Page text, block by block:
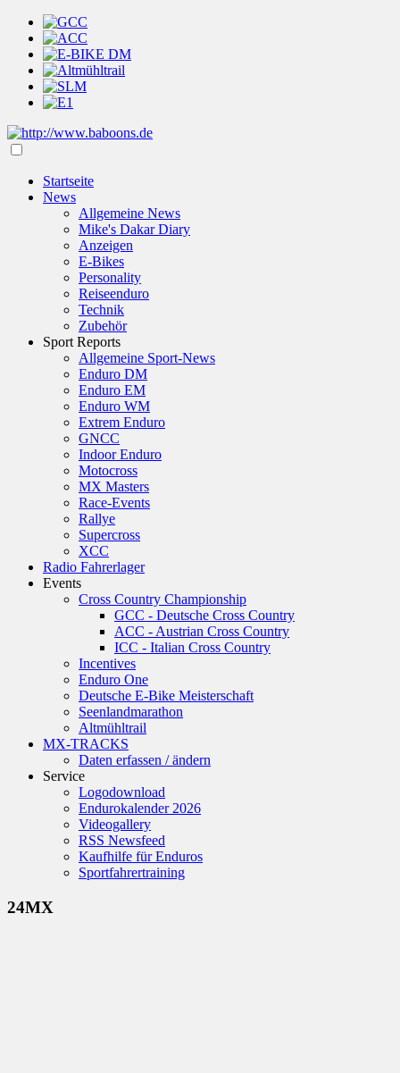
Startseite
News
Allgemeine News
Mike's Dakar Diary
Anzeigen
E-Bikes
Personality
Reiseenduro
Technik
Zubehör
Sport Reports
Allgemeine Sport-News
Enduro DM
Enduro EM
Enduro WM
Extrem Enduro
GNCC
Indoor Enduro
Motocross
MX Masters
Race-Events
Rallye
Supercross
XCC
Radio Fahrerlager
Events
Cross Country Championship
GCC - Deutsche Cross Country
ACC - Austrian Cross Country
ICC - Italian Cross Country
Incentives
Enduro One
Deutsche E-Bike Meisterschaft
Seenlandmarathon
Altmühltrail
MX-TRACKS
Daten erfassen / ändern
Service
Logodownload
Endurokalender 2026
Videogallery
RSS Newsfeed
Kaufhilfe für Enduros
Sportfahrertraining
24MX